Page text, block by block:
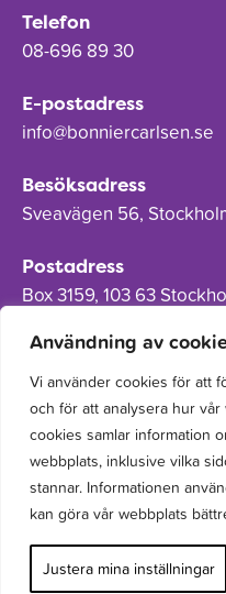
Användning av
Vi använder cookies för att
och för att analysera hur
cookies samlar information
webbplats, inklusive vilka
stannar. Informationen
kan göra vår webbplats
Justera mina inställningar
Telefon
08-696 89 30
E-postadress
info@bonniercarlsen.se
Besöksadress
Sveavägen 56,
Postadress
Box 3159, 103 63
Om